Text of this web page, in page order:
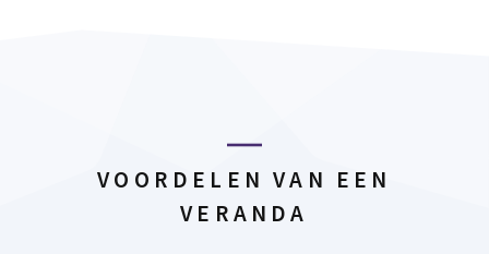
VOORDELEN VAN EEN
VERANDA